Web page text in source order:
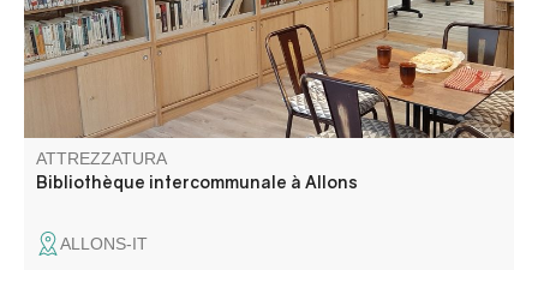
documentation régionale, etc.
ATTREZZATURA
Bibliothèque intercommunale à Allons
ALLONS-IT